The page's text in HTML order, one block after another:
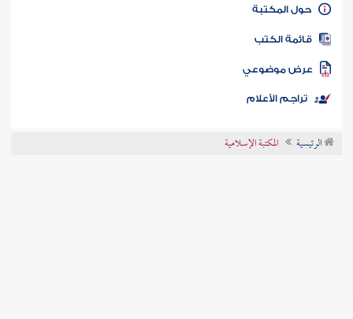
كتاب الأمة
المكتبة
الكتب
موضوعي
تراجم الأعلام
الرئيسية المكتبة الإسلامية